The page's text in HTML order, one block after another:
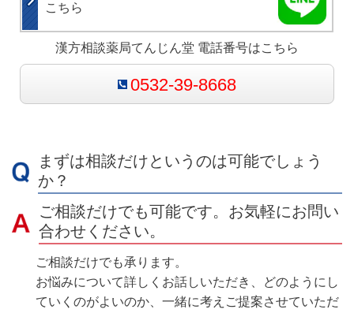
こちら
漢方相談薬局てんじん堂 電話番号はこちら
0532-39-8668
まずは相談だけというのは可能でしょう
か？
ご相談だけでも可能です。お気軽にお問い
合わせください。
ご相談だけでも承ります。
お悩みについて詳しくお話しいただき、どのようにし
ていくのがよいのか、一緒に考えご提案させていただ